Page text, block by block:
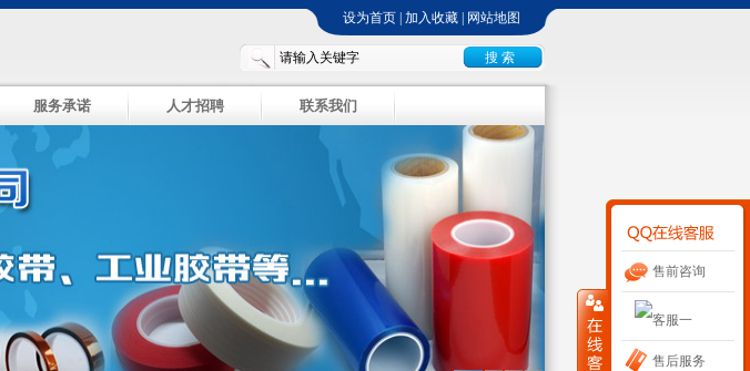
设为首页 加入收藏 网站地图
服务承诺 人才招聘 联系我们
售前咨询
售后服务